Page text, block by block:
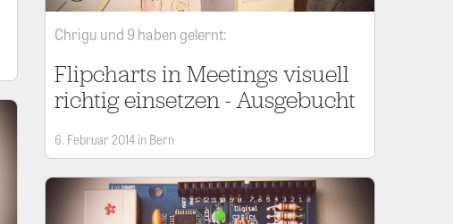
Chrigu und 9 haben gelernt:
Flipcharts in Meetings visuell
richtig einsetzen - Ausgebucht
6. Februar 2014 in Bern